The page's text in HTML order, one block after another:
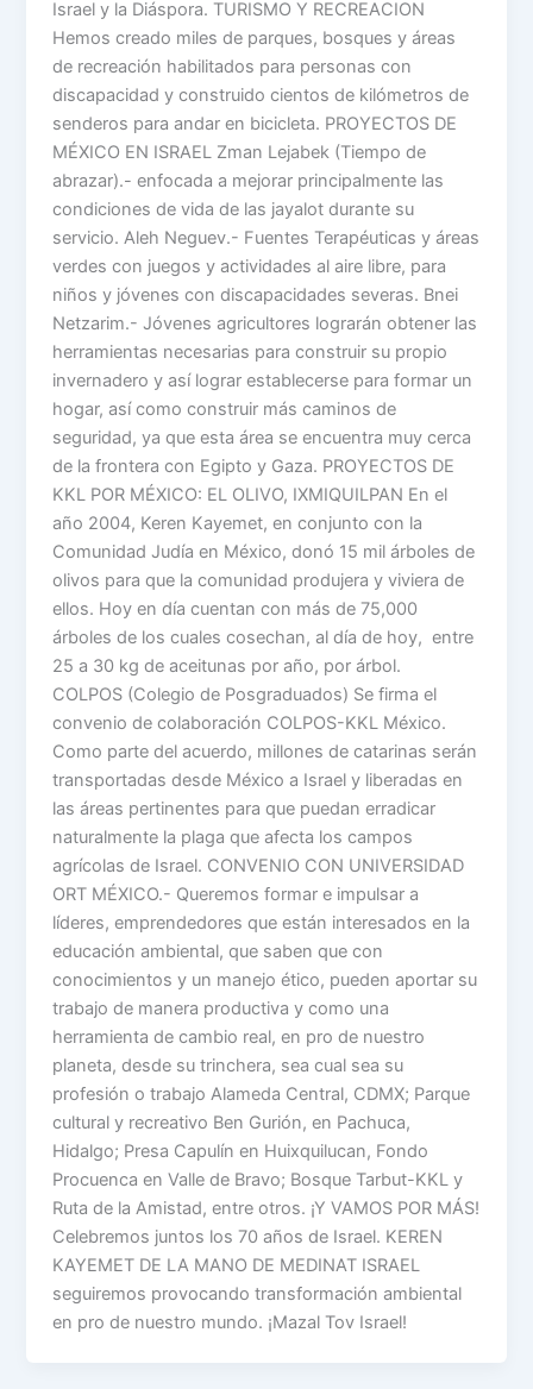
Israel y la Diáspora. TURISMO Y RECREACION
Hemos creado miles de parques, bosques y áreas
de recreación habilitados para personas con
discapacidad y construido cientos de kilómetros de
senderos para andar en bicicleta. PROYECTOS DE
MÉXICO EN ISRAEL Zman Lejabek (Tiempo de
abrazar).- enfocada a mejorar principalmente las
condiciones de vida de las jayalot durante su
servicio. Aleh Neguev.- Fuentes Terapéuticas y áreas
verdes con juegos y actividades al aire libre, para
niños y jóvenes con discapacidades severas. Bnei
Netzarim.- Jóvenes agricultores lograrán obtener las
herramientas necesarias para construir su propio
invernadero y así lograr establecerse para formar un
hogar, así como construir más caminos de
seguridad, ya que esta área se encuentra muy cerca
de la frontera con Egipto y Gaza. PROYECTOS DE
KKL POR MÉXICO: EL OLIVO, IXMIQUILPAN En el
año 2004, Keren Kayemet, en conjunto con la
Comunidad Judía en México, donó 15 mil árboles de
olivos para que la comunidad produjera y viviera de
ellos. Hoy en día cuentan con más de 75,000
árboles de los cuales cosechan, al día de hoy, entre
25 a 30 kg de aceitunas por año, por árbol.
COLPOS (Colegio de Posgraduados) Se firma el
convenio de colaboración COLPOS-KKL México.
Como parte del acuerdo, millones de catarinas serán
transportadas desde México a Israel y liberadas en
las áreas pertinentes para que puedan erradicar
naturalmente la plaga que afecta los campos
agrícolas de Israel. CONVENIO CON UNIVERSIDAD
ORT MÉXICO.- Queremos formar e impulsar a
líderes, emprendedores que están interesados en la
educación ambiental, que saben que con
conocimientos y un manejo ético, pueden aportar su
trabajo de manera productiva y como una
herramienta de cambio real, en pro de nuestro
planeta, desde su trinchera, sea cual sea su
profesión o trabajo Alameda Central, CDMX; Parque
cultural y recreativo Ben Gurión, en Pachuca,
Hidalgo; Presa Capulín en Huixquilucan, Fondo
Procuenca en Valle de Bravo; Bosque Tarbut-KKL y
Ruta de la Amistad, entre otros. ¡Y VAMOS POR MÁS!
Celebremos juntos los 70 años de Israel. KEREN
KAYEMET DE LA MANO DE MEDINAT ISRAEL
seguiremos provocando transformación ambiental
en pro de nuestro mundo. ¡Mazal Tov Israel!